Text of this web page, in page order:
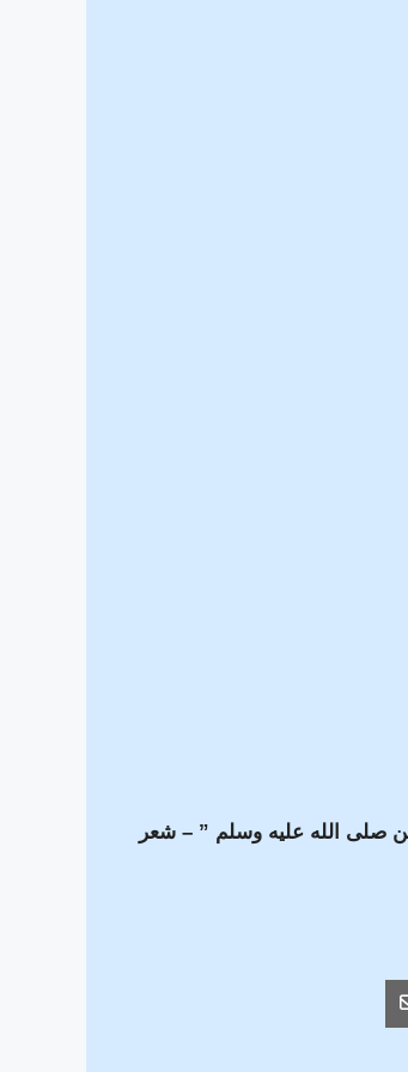
صلى الله عليه وسلم ” – شعر